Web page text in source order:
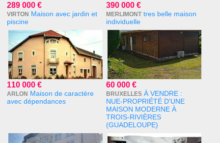
289 000 €
VIRTON Maison avec jardin et
piscine
390 000 €
MERLIMONT tres belle maison
individuelle
110 000 €
ARLON Maison de caractère
avec dépendances
60 000 €
BRUXELLES À VENDRE :
NUE-PROPRIÉTÉ D'UNE
MAISON MODERNE À
TROIS-RIVIÈRES
(GUADELOUPE)